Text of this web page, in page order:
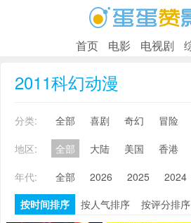
首页 电影 电视剧
2011科幻动漫
分类: 全部 喜剧 奇幻 冒险
地区:
全部 大陆 美国 香港
年代:
全部 2026 2025 2024
按时间排序
按人气排序 按评分排序